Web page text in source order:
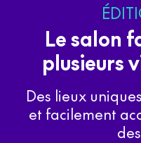
Le salon
plusieurs
Des lieux
et facilement